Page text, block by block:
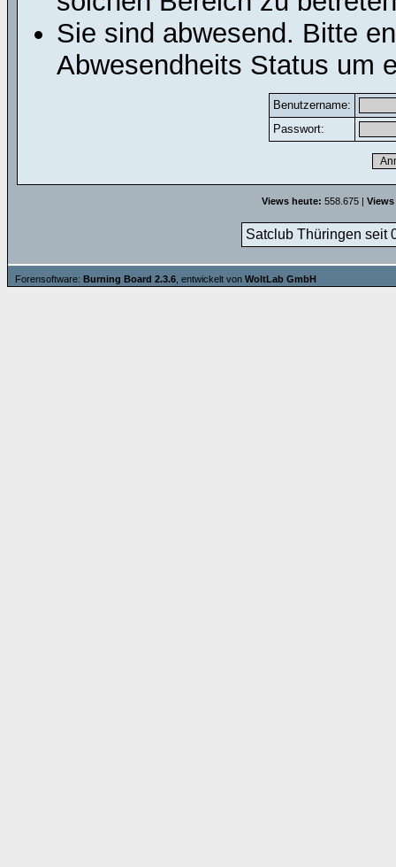
Sie sind abwesend. Bitte
Abwesendheits Status um
Benutzername:
Passwort:
Views heute: 558.675 |
Satclub Thüringen seit
Forensoftware: Burning Board 2.3.6 , entwickelt von WoltLab GmbH